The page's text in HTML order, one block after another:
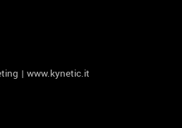
| www.kynetic.it